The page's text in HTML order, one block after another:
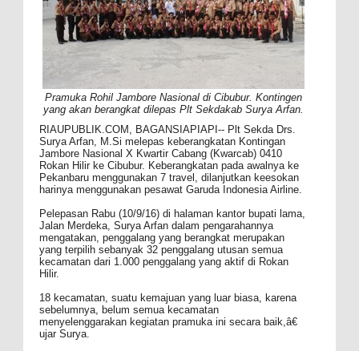
Pramuka Rohil Jambore Nasional di Cibubur. Kontingen
yang akan berangkat dilepas Plt Sekdakab Surya Arfan.
RIAUPUBLIK.COM, BAGANSIAPIAPI-- Plt Sekda Drs.
Surya Arfan, M.Si melepas keberangkatan Kontingan
Jambore Nasional X Kwartir Cabang (Kwarcab) 0410
Rokan Hilir ke Cibubur. Keberangkatan pada awalnya ke
Pekanbaru menggunakan 7 travel, dilanjutkan keesokan
harinya menggunakan pesawat Garuda Indonesia Airline.
Pelepasan Rabu (10/9/16) di halaman kantor bupati lama,
Jalan Merdeka, Surya Arfan dalam pengarahannya
mengatakan, penggalang yang berangkat merupakan
yang terpilih sebanyak 32 penggalang utusan semua
kecamatan dari 1.000 penggalang yang aktif di Rokan
Hilir.
18 kecamatan, suatu kemajuan yang luar biasa, karena
sebelumnya, belum semua kecamatan
menyelenggarakan kegiatan pramuka ini secara baik,â€
ujar Surya.